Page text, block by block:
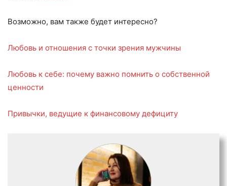
Возможно, вам также будет интересно?
Любовь и отношения с точки зрения мужчины
Любовь к себе: почему важно помнить о собственной
ценности
Привычки, ведущие к финансовому дефициту